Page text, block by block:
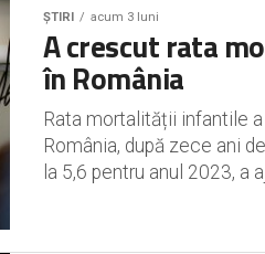
ȘTIRI acum 3 luni
A crescut rata
în România
Rata mortalității infantile
România, după zece ani
la 5,6 pentru anul 2023, a